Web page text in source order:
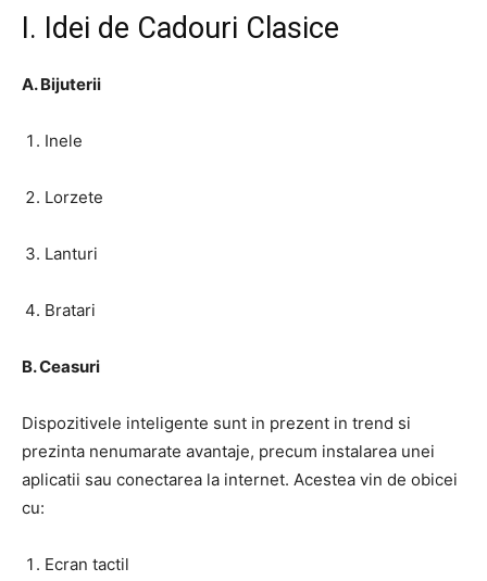
I. Idei de Cadouri Clasice
A. Bijuterii
Inele
Lorzete
Lanturi
Bratari
B. Ceasuri
Dispozitivele inteligente sunt in prezent in trend si
prezinta nenumarate avantaje, precum instalarea unei
aplicatii sau conectarea la internet. Acestea vin de obicei
cu:
Ecran tactil